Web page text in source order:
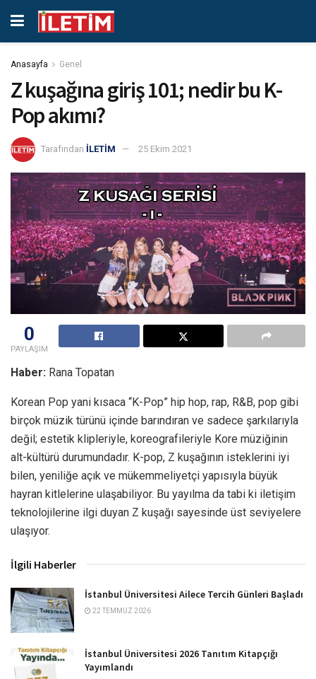
Anasayfa Genel
Z kuşağına giriş 101; nedir bu K-
Pop akımı?
Tarafından İLETİM 25 Ekim 2021
0
PAYLAŞIM
Haber: Rana Topatan
Korean Pop yani kısaca “K-Pop” hip hop, rap, R&B, pop gibi
birçok müzik türünü içinde barındıran ve sadece şarkılarıyla
değil; estetik klipleriyle, koreografileriyle Kore müziğinin
alt-kültürü durumundadır. K-pop, Z kuşağının isteklerini iyi
bilen, yeniliğe açık ve mükemmeliyetçi yapısıyla büyük
hayran kitlelerine ulaşabiliyor. Bu yayılma da tabi ki iletişim
teknolojilerine ilgi duyan Z kuşağı sayesinde üst seviyelere
ulaşıyor.
İlgili Haberler
İstanbul Üniversitesi Ailece Tercih Günleri Başladı
22 TEMMUZ 2026
İstanbul Üniversitesi 2026 Tanıtım Kitapçığı
Yayımlandı